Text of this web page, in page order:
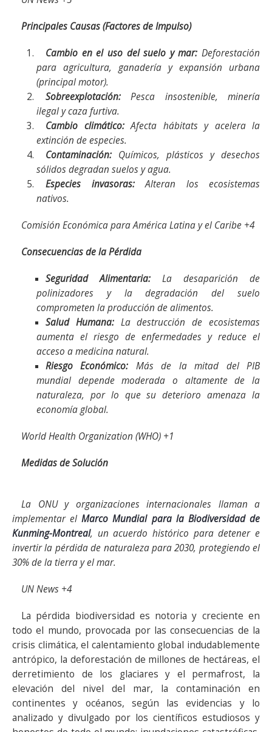
Principales Causas (Factores de Impulso)
Cambio en el uso del suelo y mar: Deforestación
para agricultura, ganadería y expansión urbana
(principal motor).
Sobreexplotación: Pesca insostenible, minería
ilegal y caza furtiva.
Cambio climático:Afecta hábitats y acelera la
extinción de especies.
Contaminación: Químicos, plásticos y desechos
sólidos degradan suelos y agua.
Especies invasoras:Alteran los ecosistemas
nativos.
Comisión Económica para América Latina y el Caribe +4
Consecuencias de la Pérdida
Seguridad Alimentaria: La desaparición de
polinizadores y la degradación del suelo
comprometen la producción de alimentos.
Salud Humana:La destrucción de ecosistemas
aumenta el riesgo de enfermedades y reduce el
acceso a medicina natural.
Riesgo Económico: Más de la mitad del PIB
mundial depende moderada o altamente de la
naturaleza, por lo que su deterioro amenaza la
economía global.
World Health Organization (WHO) +1
Medidas de Solución
La ONU y organizaciones internacionales llaman a
implementar elMarco Mundial para la Biodiversidad de
Kunming-Montreal, un acuerdo histórico para detener e
invertir la pérdida de naturaleza para 2030, protegiendo el
30% de la tierra y el mar.
UN News +4
La pérdida biodiversidad es notoria y creciente en
todo el mundo, provocada por las consecuencias de la
crisis climática, el calentamiento global indudablemente
antrópico, la deforestación de millones de hectáreas, el
derretimiento de los glaciares y el permafrost, la
elevación del nivel del mar, la contaminación en
continentes y océanos, según las evidencias y lo
analizado y divulgado por los científicos estudiosos y